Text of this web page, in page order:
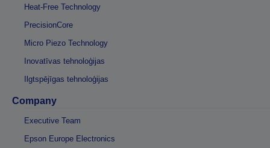
Heat-Free Technology
PrecisionCore
Micro Piezo Technology
Inovatīvas tehnoloģijas
Ilgtspējīgas tehnoloģijas
Company
Executive Team
Epson Europe Electronics